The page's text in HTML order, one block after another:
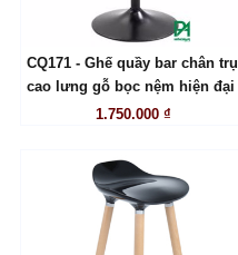
LIÊN HỆ
CQ171 - Ghế quầy bar chân trụ
cao lưng gỗ bọc nệm hiện đại
1.750.000 ₫